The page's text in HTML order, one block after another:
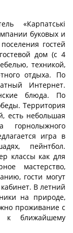
«Карпатські
буковых и
гостей
дом (с 4
техникой,
отдыха. По
Интернет.
блюда. По
Территория
есть небольшая
игра в
пейнтбол.
классы как для
мастерство,
гости могут
В летний
на природе,
проживание с
к ближайшему